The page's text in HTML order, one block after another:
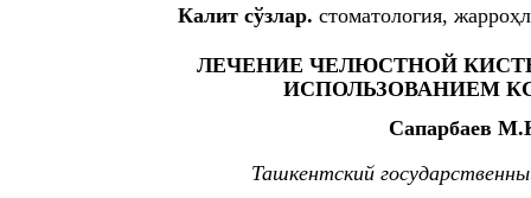
Калит сўзлар. стоматология,
ЛЕЧЕНИЕ ЧЕЛЮСТНОЙ
ИСПОЛЬЗОВАНИЕМ
Сапарбаев
Ташкентский